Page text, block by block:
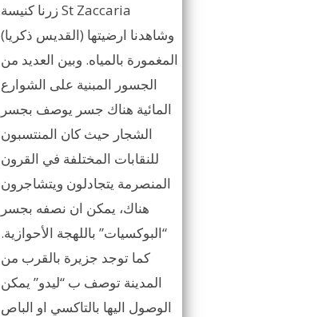
زرنا كنيسة St Zaccaria
(القديس ذكريا) وشاهدنا ارضيتها
المغمورة بالمياه. وبين العديد من
الجسور المبنية على الشوارع
المائية هناك جسر يوصف بجسر
الشجار حيث كان المنتسبون
للنقابات المختلفة في القرون
المنصرمة يتجادلون ويتشاجرون
هناك، يمكن ان نصفه بجسر
“البوكسيات” باللهجة الأحوازية.
كما توجد جزيرة بالقرب من
المدينة توصف ب “ليدو” يمكن
الوصول اليها بالتاكسي او الباص